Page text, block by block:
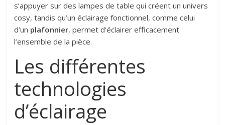
s’appuyer sur des lampes de table qui créent un univers
cosy, tandis qu’un éclairage fonctionnel, comme celui
d’un plafonnier, permet d’éclairer efficacement
l’ensemble de la pièce.
Les différentes
technologies
d’éclairage